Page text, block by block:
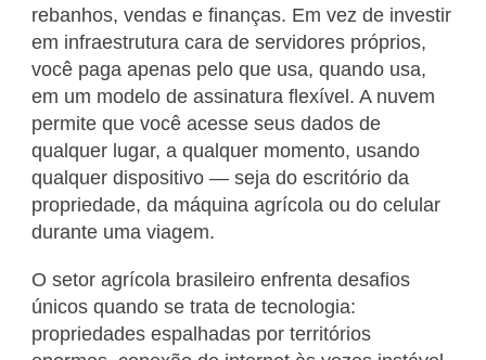
rebanhos, vendas e finanças. Em vez de investir
em infraestrutura cara de servidores próprios,
você paga apenas pelo que usa, quando usa,
em um modelo de assinatura flexível. A nuvem
permite que você acesse seus dados de
qualquer lugar, a qualquer momento, usando
qualquer dispositivo — seja do escritório da
propriedade, da máquina agrícola ou do celular
durante uma viagem.
O setor agrícola brasileiro enfrenta desafios
únicos quando se trata de tecnologia:
propriedades espalhadas por territórios